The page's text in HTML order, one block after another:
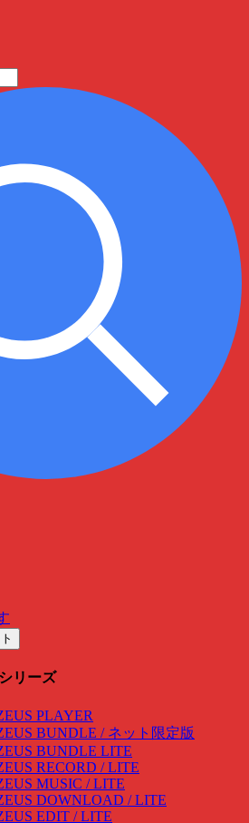
リーズ
PLAYER
BUNDLE / ネット限定版
BUNDLE LITE
RECORD / LITE
MUSIC / LITE
DOWNLOAD / LITE
EDIT / LITE